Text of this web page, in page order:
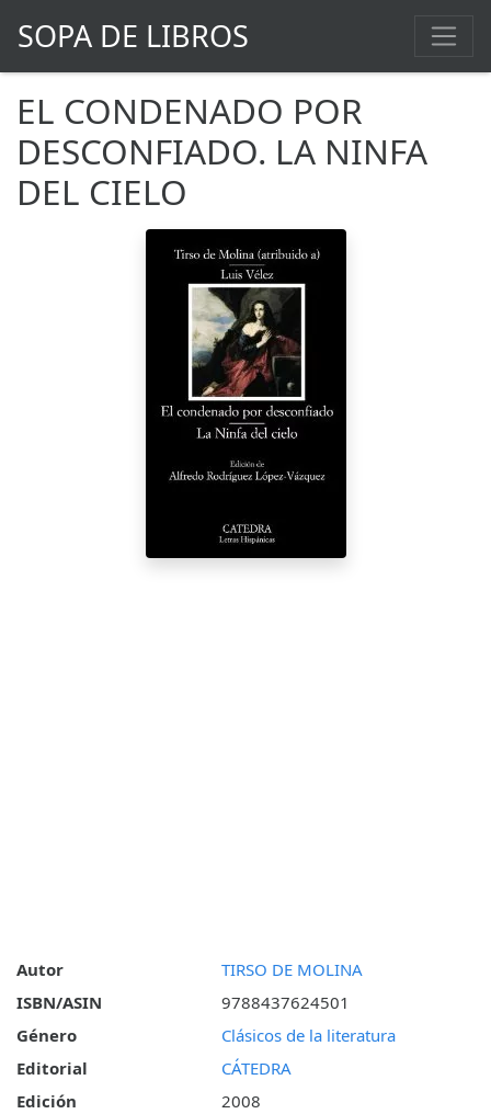
SOPA DE LIBROS
EL CONDENADO POR
DESCONFIADO. LA NINFA
DEL CIELO
Autor
TIRSO DE MOLINA
ISBN/ASIN
9788437624501
Género
Clásicos de la literatura
Editorial
CÁTEDRA
Edición
2008